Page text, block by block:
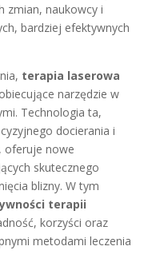
zmian, naukowcy i
bardziej efektywnych
terapia laserowa
narzędzie w
Technologia ta,
docierania i
oferuje nowe
skutecznego
blizny. W tym
terapii
korzyści oraz
metodami leczenia